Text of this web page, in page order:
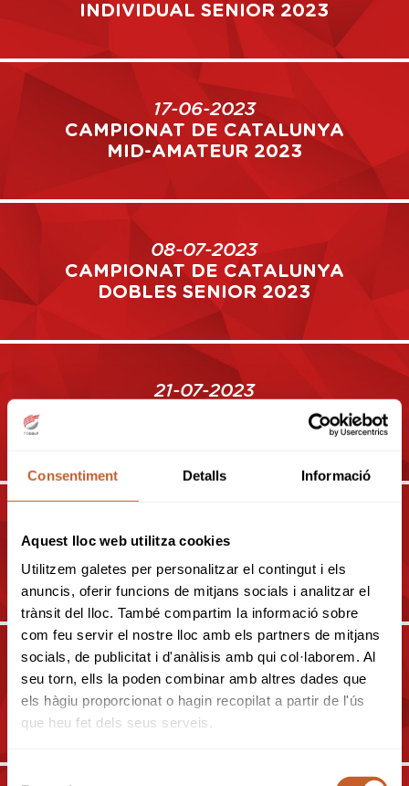
Consentiment Detalls Informació
Aquest lloc web utilitza cookies
Utilitzem galetes per personalitzar el contingut i els
anuncis, oferir funcions de mitjans socials i analitzar el
trànsit del lloc. També compartim la informació sobre
com feu servir el nostre lloc amb els partners de mitjans
socials, de publicitat i d'anàlisis amb qui col·laborem. Al
seu torn, ells la poden combinar amb altres dades que
els hàgiu proporcionat o hagin recopilat a partir de l'ús
que heu fet dels seus serveis.
INDIVIDUAL SENIOR 2023
17-06-2023
CAMPIONAT DE CATALUNYA
MID-AMATEUR 2023
08-07-2023
CAMPIONAT DE CATALUNYA
DOBLES SENIOR 2023
21-07-2023
CAMPIONAT DE CATALUNYA
ABSOLUT 2023 (WAGR)
CAMPIONAT DE CATALUNYA
INTERCLUBS MID-AMATEUR
2023
16-09-2023
CAMPIONAT DE CATALUNYA
MATCHPLAY SUB-16 2023